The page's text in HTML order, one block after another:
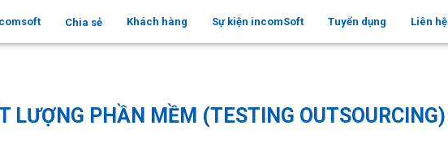
Chia sẻ Khách hàng Sự kiện incomSoft Tuyển dụng Liên hệ
LƯỢNG PHẦN MỀM (TESTING OUTSOURCING)